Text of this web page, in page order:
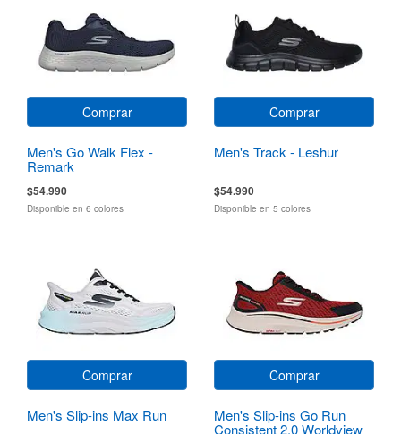
Comprar
Men's Go Walk Flex -
Remark
$54.990
Disponible en 6 colores
Comprar
Men's Track - Leshur
$54.990
Disponible en 5 colores
Comprar
Men's Slip-ins Max Run
Comprar
Men's Slip-ins Go Run
Consistent 2.0 Worldview